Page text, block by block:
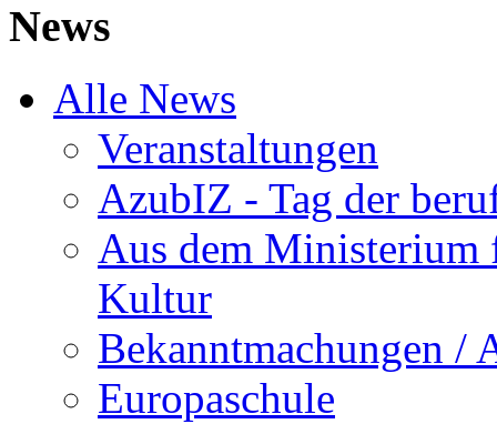
News
Alle News
Veranstaltungen
AzubIZ - Tag der
Aus dem Ministerium
Kultur
Bekanntmachungen /
Europaschule